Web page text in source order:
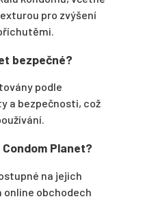
pro zvýšení
bezpečné?
podle
a bezpečnosti, což
Planet?
na jejich
obchodech